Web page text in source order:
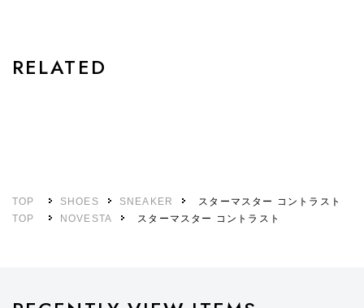
RELATED
TOP SHOES SNEAKER
スターマスター コントラスト
TOP
NOVESTA スターマスター コントラスト